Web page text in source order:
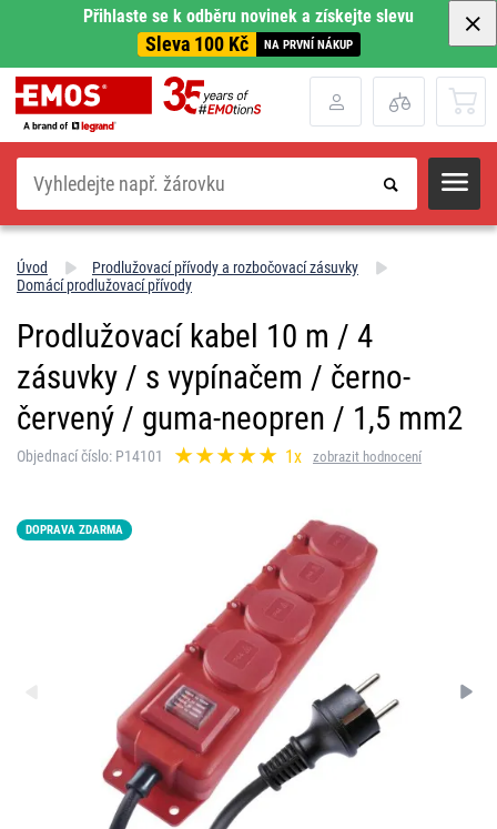
Přihlaste se k odběru novinek a získejte slevu
Sleva 100 Kč NA PRVNÍ NÁKUP
Hledat
Úvod
Prodlužovací přívody a rozbočovací zásuvky
Domácí prodlužovací přívody
Prodlužovací kabel 10 m / 4
zásuvky / s vypínačem / černo-
červený / guma-neopren / 1,5 mm2
Objednací číslo: P14101 1x zobrazit hodnocení
DOPRAVA ZDARMA